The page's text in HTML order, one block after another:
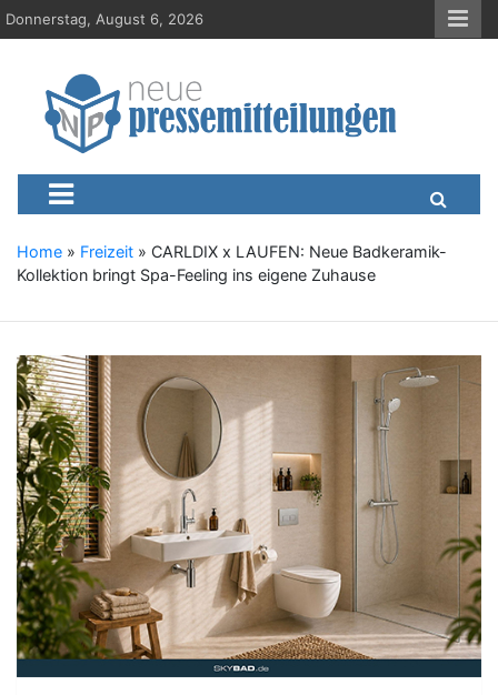
S
k
Donnerstag, August 6, 2026
Neue-
Presseportal, Nachrichten, News, Meldungen, Wirtschaft
Home » Freizeit » CARLDIX x LAUFEN: Neue Badkeramik-
Kollektion bringt Spa-Feeling ins eigene Zuhause